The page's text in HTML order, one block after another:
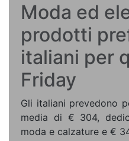
Moda ed
prodotti
italiani per
Friday
Gli italiani prevedono
media di € 304,
moda e calzature e €